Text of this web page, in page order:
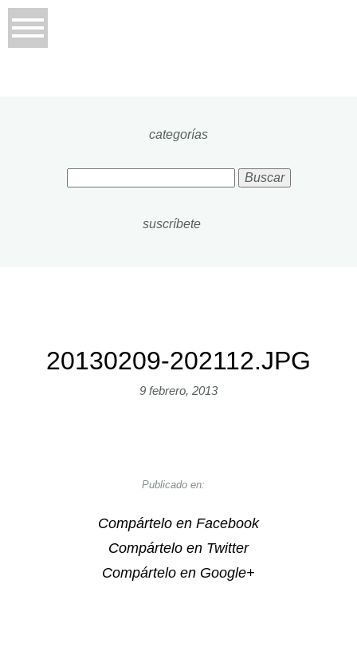
categorías
suscríbete
20130209-202112.JPG
9 febrero, 2013
Publicado en:
Compártelo en Facebook
Compártelo en Twitter
Compártelo en Google+